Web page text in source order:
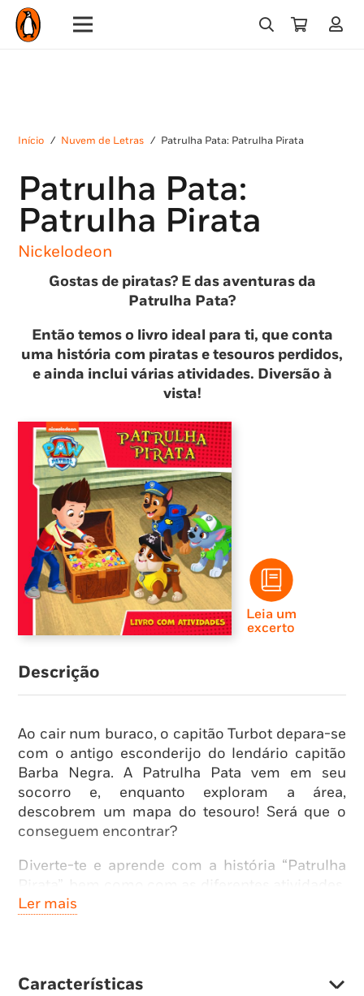
Início / Nuvem de Letras / Patrulha Pata: Patrulha Pirata
Patrulha Pata:
Patrulha Pirata
Nickelodeon
Gostas de piratas? E das aventuras da
Patrulha Pata?
Então temos o livro ideal para ti, que conta
uma história com piratas e tesouros perdidos,
e ainda inclui várias atividades. Diversão à
vista!
Leia um
excerto
Descrição
Ao cair num buraco, o capitão Turbot depara-se
com o antigo esconderijo do lendário capitão
Barba Negra. A Patrulha Pata vem em seu
socorro e, enquanto exploram a área,
descobrem um mapa do tesouro! Será que o
conseguem encontrar?
Diverte-te e aprende com a história “Patrulha
no fim do livro, para tu fazeres. Vais adorar e
Ler mais
Características